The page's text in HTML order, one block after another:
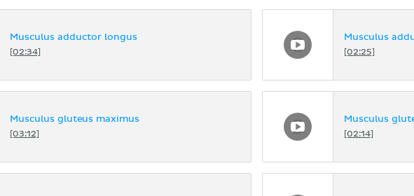
Musculus adductor longus
[02:34]
Musculus
[02:25]
Musculus gluteus maximus
[03:12]
Musculus
[02:14]